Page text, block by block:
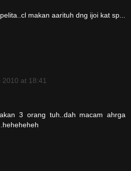
makan aarituh dng ijoi kat sp...
2010 at 18:41
3 orang tuh..dah macam ahrga